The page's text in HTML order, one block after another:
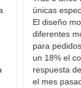
únicas
El ​diseño
diferentes
para
un 18% el
respuesta
el mes